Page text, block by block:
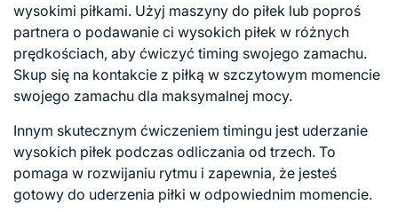
wysokimi piłkami. Użyj maszyny do piłek lub poproś
partnera o podawanie ci wysokich piłek w różnych
prędkościach, aby ćwiczyć timing swojego zamachu.
Skup się na kontakcie z piłką w szczytowym momencie
swojego zamachu dla maksymalnej mocy.
Innym skutecznym ćwiczeniem timingu jest uderzanie
wysokich piłek podczas odliczania od trzech. To
pomaga w rozwijaniu rytmu i zapewnia, że jesteś
gotowy do uderzenia piłki w odpowiednim momencie.